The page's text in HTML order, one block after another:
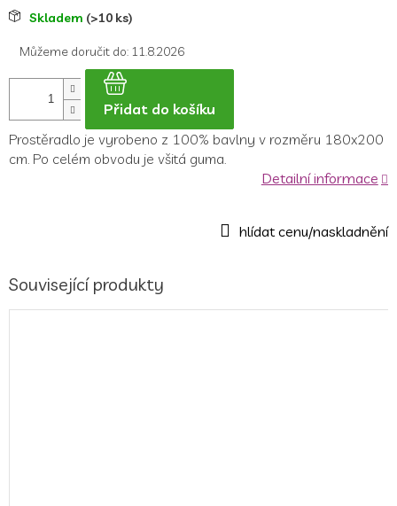
MěrnáSkladem (>10 ks)
Můžeme doručit do: 11.8.2026
Přidat do košíku
Prostěradlo je vyrobeno z 100% bavlny v rozměru 180x200
cm. Po celém obvodu je všitá guma.
Detailní informace
Související produkty